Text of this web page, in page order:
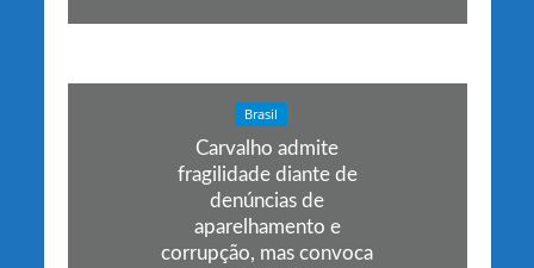
Brasil
Carvalho admite
fragilidade diante de
denúncias de
aparelhamento e
corrupção, mas convoca